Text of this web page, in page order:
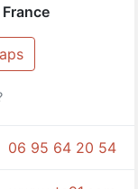
France
06 95 64 20 54